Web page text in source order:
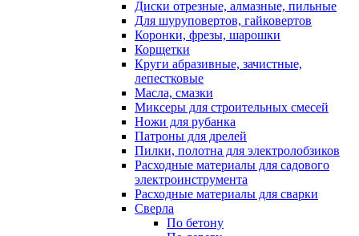
Диски отрезные, алмазные, пильные
Для шуруповертов, гайковертов
Коронки, фрезы, шарошки
Корщетки
Круги абразивные, зачистные,
лепестковые
Масла, смазки
Миксеры для строительных смесей
Ножи для рубанка
Патроны для дрелей
Пилки, полотна для электролобзиков
Расходные материалы для садового
электроинструмента
Расходные материалы для сварки
Сверла
По бетону